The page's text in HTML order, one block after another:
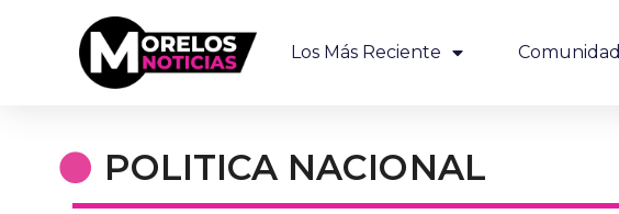
Los Más Reciente Comunidad
POLITICA NACIONAL